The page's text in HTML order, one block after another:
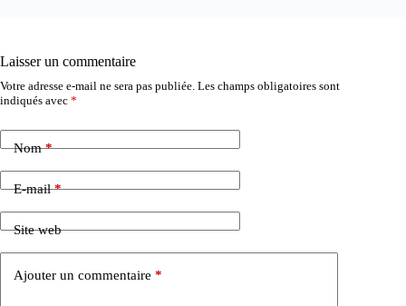
Laisser un commentaire
Votre adresse e-mail ne sera pas publiée. Les champs obligatoires sont
indiqués avec *
Nom*
E-mail*
Site web
Ajouter un commentaire *